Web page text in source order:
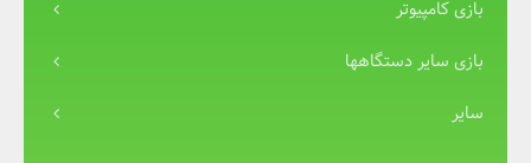
بازی کامپیوتر
بازی سایر دستگاهها
سایر